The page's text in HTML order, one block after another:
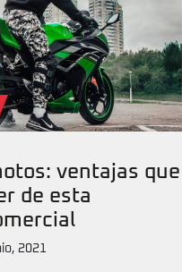
ventajas que
de esta
2021